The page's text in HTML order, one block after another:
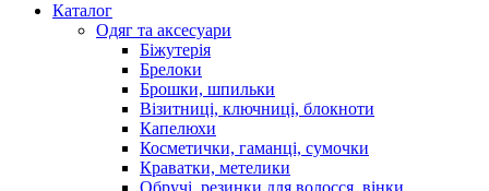
Каталог
Oдяг та аксесуари
Біжутерія
Брелоки
Брошки, шпильки
Візитниці, ключниці, блокноти
Капелюхи
Косметички, гаманці, сумочки
Краватки, метелики
Обручі, резинки для волосся, вінки